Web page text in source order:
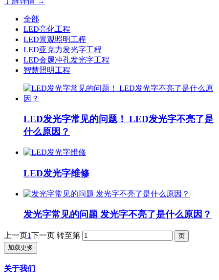
全部
LED亮化工程
LED景观照明工程
LED亚克力发光字工程
LED金属冲孔发光字工程
智慧照明工程
LED发光字常见的问题！ LED发光字不亮了是
什么原因？
LED发光字维修
发光字常见的问题 发光字不亮了是什么原因？
上一页1下一页 转至第
加载更多
关于我们